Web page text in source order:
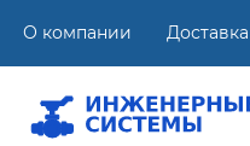
О компании Доставка